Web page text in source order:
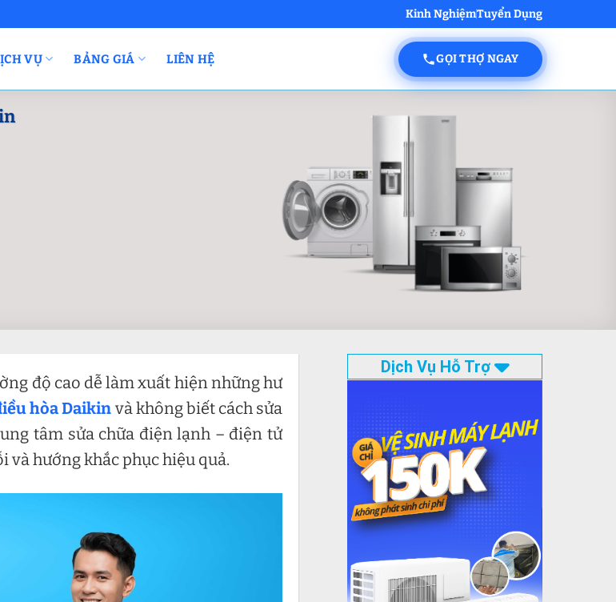
Kinh NghiệmTuyển Dụng
VỤ BẢNG GIÁ LIÊN HỆ GỌI THỢ NGAY
độ cao dễ làm xuất hiện những hư
hòa Daikin và không biết cách sửa
tâm sửa chữa điện lạnh – điện tử
và hướng khắc phục hiệu quả.
Dịch Vụ Hỗ Trợ